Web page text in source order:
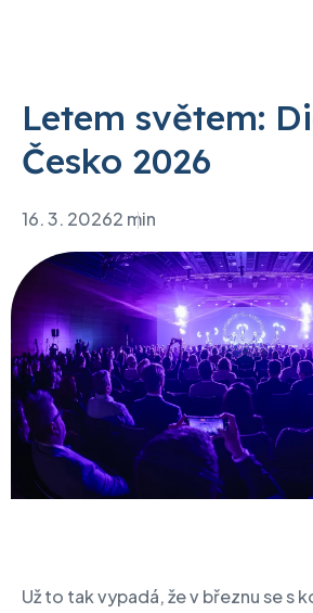
Letem světem:
Česko 2026
16. 3. 20262 min
Už to tak vypadá, že v březnu se s